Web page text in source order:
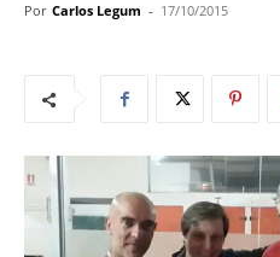
Por Carlos Legum - 17/10/2015